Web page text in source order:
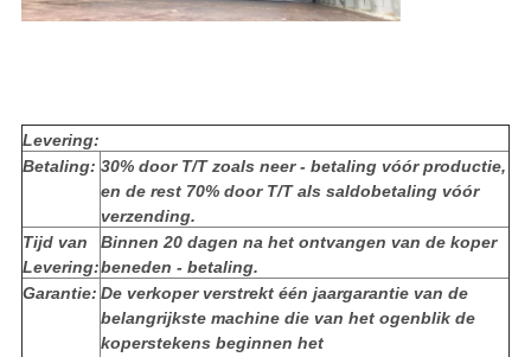
Levering:
Betaling: 30% door T/T zoals neer - betaling vóór productie,
en de rest 70% door T/T als saldobetaling vóór
verzending.
Tijd van
Levering:
Binnen 20 dagen na het ontvangen van de koper
beneden - betaling.
Garantie: De verkoper verstrekt één jaargarantie van de
belangrijkste machine die van het ogenblik de
koperstekens beginnen het